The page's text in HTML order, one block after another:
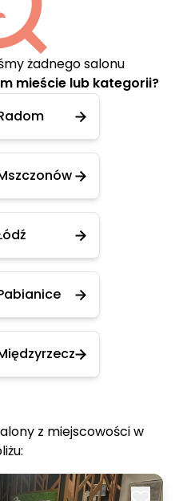
żadnego salonu
mieście lub kategorii?
z miejscowości w